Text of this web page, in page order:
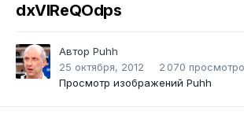
dxVlReQOdps
Автор Puhh
25 октября, 2012
2 070
Просмотр изображений Puhh